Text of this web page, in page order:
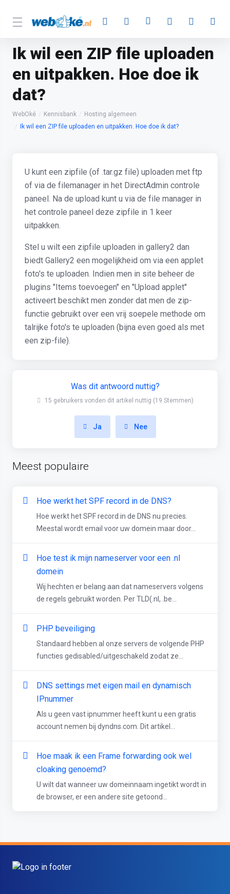
Ik wil een ZIP file uploaden
en uitpakken. Hoe doe ik
dat?
WebOké Kennisbank
Hosting algemeen
Ik wil een ZIP file uploaden en uitpakken. Hoe doe ik dat?
U kunt een zipfile (of .tar.gz file) uploaden met ftp
of via de filemanager in het DirectAdmin controle
paneel. Na de upload kunt u via de file manager in
het controle paneel deze zipfile in 1 keer
uitpakken.
Stel u wilt een zipfile uploaden in gallery2 dan
biedt Gallery2 een mogelijkheid om via een applet
foto's te uploaden. Indien men in site beheer de
plugins "Items toevoegen" en "Upload applet"
activeert beschikt men zonder dat men de zip-
functie gebruikt over een vrij soepele methode om
talrijke foto's te uploaden (bijna even goed als met
een zip-file).
Was dit antwoord nuttig?
15 gebruikers vonden dit artikel nuttig (19 Stemmen)
Ja Nee
Meest populaire
Hoe werkt het SPF record in de DNS?
Hoe werkt het SPF record in de DNS nu precies.
Meestal wordt email voor uw domein maar door...
Hoe test ik mijn nameserver voor een .nl
domein
Wij hechten er belang aan dat nameservers volgens
de regels gebruikt worden. Per TLD(.nl, .be...
PHP beveiliging
Standaard hebben al onze servers de volgende PHP
functies gedisabled/uitgeschakeld zodat ze...
DNS settings met eigen mail en dynamisch
IPnummer
Als u geen vast ipnummer heeft kunt u een gratis
account nemen bij dyndns.com. Dit artikel...
Hoe maak ik een Frame forwarding ook wel
cloaking genoemd?
U wilt dat wanneer uw domeinnaam ingetikt wordt in
de browser, er een andere site getoond...